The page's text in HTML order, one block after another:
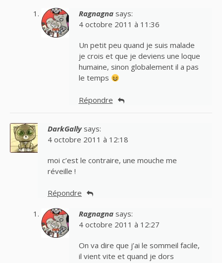
Ragnagna says:
4 octobre 2011 à 11:36
Un petit peu quand je suis malade
je crois et que je deviens une loque
humaine, sinon globalement il a pas
le temps
Répondre
DarkGally says:
4 octobre 2011 à 12:18
moi c’est le contraire, une mouche me
réveille !
Répondre
Ragnagna says:
4 octobre 2011 à 12:27
On va dire que j’ai le sommeil facile,
il vient vite et quand je dors